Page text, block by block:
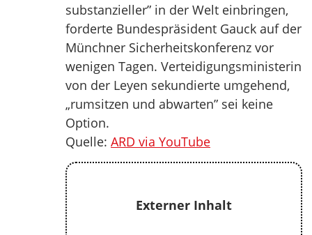
substanzieller” in der Welt einbringen,
forderte Bundespräsident Gauck auf der
Münchner Sicherheitskonferenz vor
wenigen Tagen. Verteidigungsministerin
von der Leyen sekundierte umgehend,
„rumsitzen und abwarten” sei keine
Option.
Quelle: ARD via YouTube
Externer Inhalt